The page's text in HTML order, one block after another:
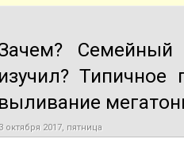
Семейный
изучил?
выливание
октября 2017, пятница